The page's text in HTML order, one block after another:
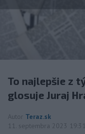
To najlepšie z
glosuje Juraj
Autor Teraz.sk
11. septembra 2023 19:31